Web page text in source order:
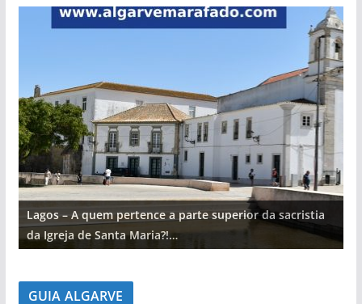
Lagos – A quem pertence a parte superior da sacristia
da Igreja de Santa Maria?!…
GUIA ALGARVE